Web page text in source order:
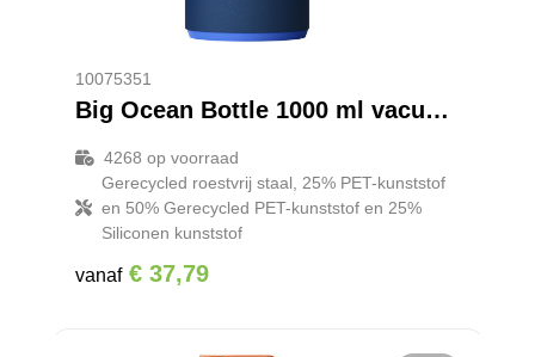
10075351
Big Ocean Bottle 1000 ml vacuümgeïsoleerde waterfles
4268 op voorraad
Gerecycled roestvrij staal, 25% PET-kunststof
en 50% Gerecycled PET-kunststof en 25%
Siliconen kunststof
vanaf € 37,79